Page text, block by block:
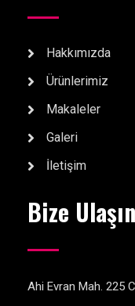
Hakkımızda
Ürünlerimiz
Makaleler
Galeri
İletişim
Bize Ulaşın
Ahi Evran Mah. 225